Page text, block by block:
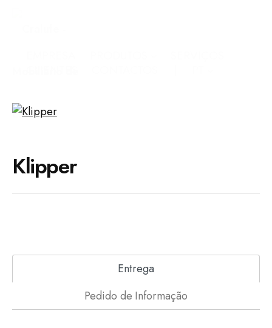
Klipper
Entrega
Pedido de Informação